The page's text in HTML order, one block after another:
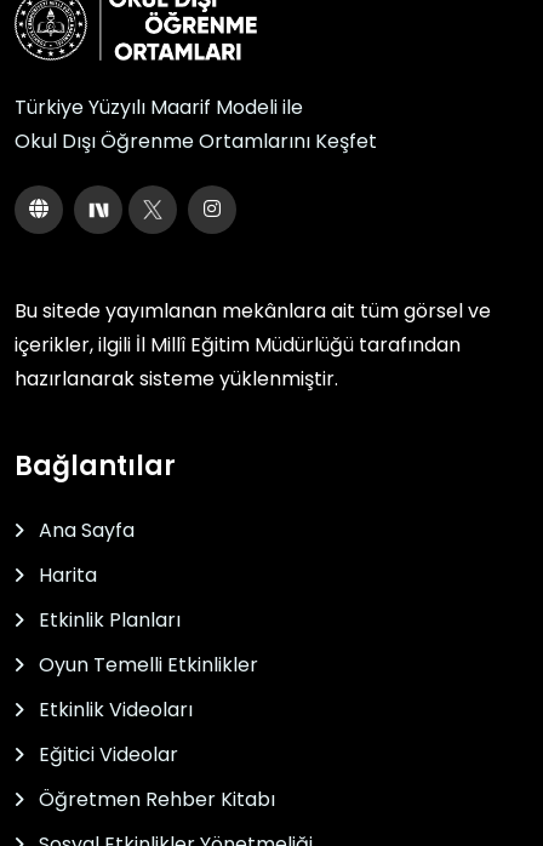
Türkiye Yüzyılı Maarif Modeli ile
Okul Dışı Öğrenme Ortamlarını Keşfet
Bu sitede yayımlanan mekânlara ait tüm görsel ve
içerikler, ilgili İl Millî Eğitim Müdürlüğü tarafından
hazırlanarak sisteme yüklenmiştir.
Bağlantılar
Ana Sayfa
Harita
Etkinlik Planları
Oyun Temelli Etkinlikler
Etkinlik Videoları
Eğitici Videolar
Öğretmen Rehber Kitabı